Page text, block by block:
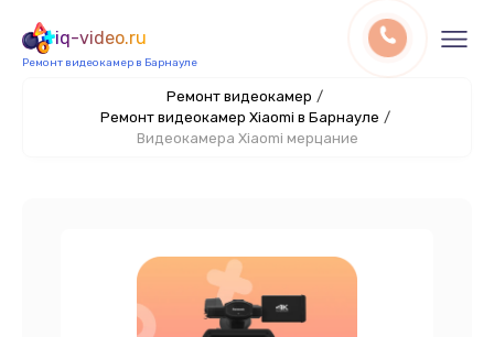
iq-video.ru
Ремонт видеокамер в Барнауле
Ремонт видеокамер /
Ремонт видеокамер Xiaomi в Барнауле /
Видеокамера Xiaomi мерцание